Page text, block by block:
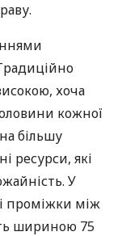
хоча
кожної
більшу
ресурси, які
У
проміжки між
шириною 75